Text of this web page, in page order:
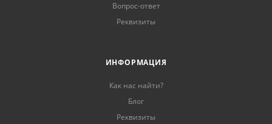
Вопрос-ответ
Реквизиты
ИНФОРМАЦИЯ
Как нас найти?
Блог
Реквизиты